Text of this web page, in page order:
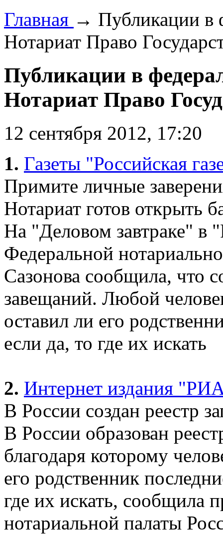
Главная → Публикации в
Нотариат Право
Публикации в
Нотариат Право
12 сентября 2012, 17:20
1. Газеты "Российская
Примите личные
Нотариат готов открыть
На "Деловом завтраке" в
Федеральной
Сазонова сообщила, что
завещаний. Любой
оставил ли его
если да, то где их искать
2. Интернет издания
В России создан реестр
В России образован
благодаря которому
его родственник
где их искать, сообщила
нотариальной палаты